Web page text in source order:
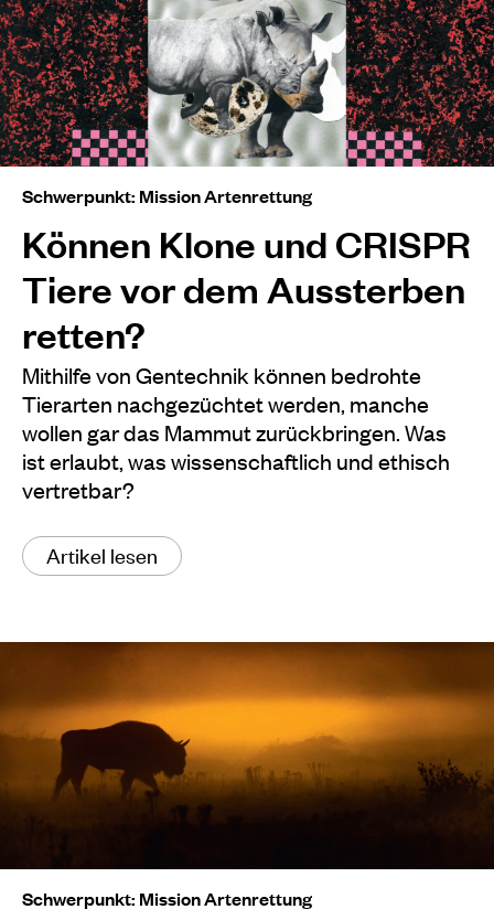
Schwerpunkt: Mission Artenrettung
Können Klone und CRISPR
Tiere vor dem Aussterben
retten?
Mithilfe von Gentechnik können bedrohte
Tierarten nachgezüchtet werden, manche
wollen gar das Mammut zurückbringen. Was
ist erlaubt, was wissenschaftlich und ethisch
vertretbar?
Artikel lesen
Schwerpunkt: Mission Artenrettung